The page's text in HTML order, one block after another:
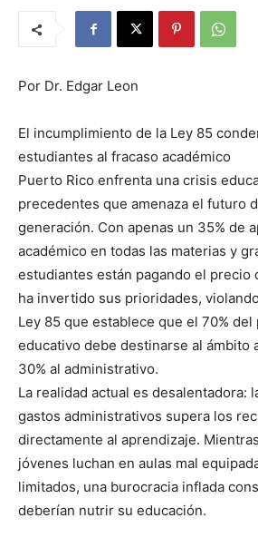
Por Dr. Edgar Leon
El incumplimiento de la Ley 85
estudiantes al fracaso académico
Puerto Rico enfrenta una crisis
precedentes que amenaza el futuro
generación. Con apenas un 35% de
académico en todas las materias y
estudiantes están pagando el precio
ha invertido sus prioridades,
Ley 85 que establece que el 70%
educativo debe destinarse al ámbito
30% al administrativo.
La realidad actual es desalentadora:
gastos administrativos supera los
directamente al aprendizaje.
jóvenes luchan en aulas mal
limitados, una burocracia inflada
deberían nutrir su educación.